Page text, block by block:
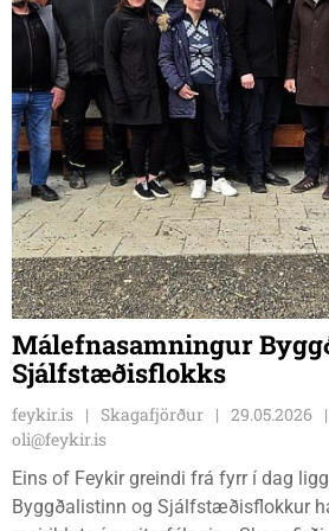
Málefnasamningur
Sjálfstæðisflokks
feykir.is Skagafjörður 29.05.2026
oli@feykir.is
Eins of Feykir greindi frá fyrr í dag
Byggðalistinn og Sjálfstæðisflokkur